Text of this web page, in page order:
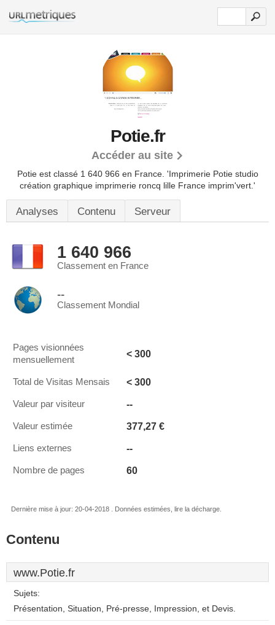
Potie.fr
Accéder au site
Potie est classé 1 640 966 en France. 'Imprimerie Potie studio
création graphique imprimerie roncq lille France imprim'vert.'
Analyses Contenu Serveur
1 640 966
Classement en France
--
Classement Mondial
Pages visionnées
mensuellement
< 300
Total de Visitas Mensais < 300
Valeur par visiteur --
Valeur estimée 377,27 €
Liens externes --
Nombre de pages 60
Dernière mise à jour: 20-04-2018 . Données estimées, lire la décharge.
Contenu
www.Potie.fr
Sujets:
Présentation, Situation, Pré-presse, Impression, et Devis.